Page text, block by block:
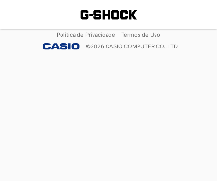
Política de Privacidade
Termos de Uso
©2026 CASIO COMPUTER CO., LTD.